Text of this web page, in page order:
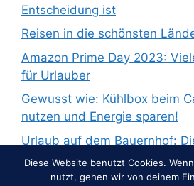
Entscheidung ist
Reisen in die schönsten
Amazon Prime Day 2023:
für Urlauber
Gewusst wie: Kühlbox beim
nutzen und Energie sparen!
Urlaub auf dem Bauernhof:
Pauschalurlaub
Diese Website benutzt Cookies.
nutzt, gehen wir von deinem